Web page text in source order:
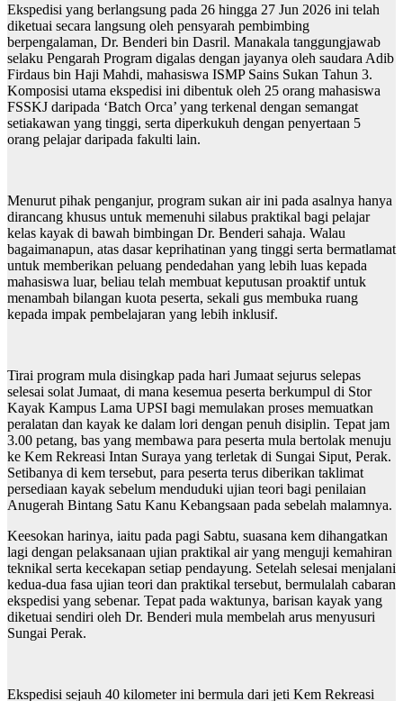
Ekspedisi yang berlangsung pada 26 hingga 27 Jun 2026 ini telah
diketuai secara langsung oleh pensyarah pembimbing
berpengalaman, Dr. Benderi bin Dasril. Manakala tanggungjawab
selaku Pengarah Program digalas dengan jayanya oleh saudara Adib
Firdaus bin Haji Mahdi, mahasiswa ISMP Sains Sukan Tahun 3.
Komposisi utama ekspedisi ini dibentuk oleh 25 orang mahasiswa
FSSKJ daripada ‘Batch Orca’ yang terkenal dengan semangat
setiakawan yang tinggi, serta diperkukuh dengan penyertaan 5
orang pelajar daripada fakulti lain.
Menurut pihak penganjur, program sukan air ini pada asalnya hanya
dirancang khusus untuk memenuhi silabus praktikal bagi pelajar
kelas kayak di bawah bimbingan Dr. Benderi sahaja. Walau
bagaimanapun, atas dasar keprihatinan yang tinggi serta bermatlamat
untuk memberikan peluang pendedahan yang lebih luas kepada
mahasiswa luar, beliau telah membuat keputusan proaktif untuk
menambah bilangan kuota peserta, sekali gus membuka ruang
kepada impak pembelajaran yang lebih inklusif.
Tirai program mula disingkap pada hari Jumaat sejurus selepas
selesai solat Jumaat, di mana kesemua peserta berkumpul di Stor
Kayak Kampus Lama UPSI bagi memulakan proses memuatkan
peralatan dan kayak ke dalam lori dengan penuh disiplin. Tepat jam
3.00 petang, bas yang membawa para peserta mula bertolak menuju
ke Kem Rekreasi Intan Suraya yang terletak di Sungai Siput, Perak.
Setibanya di kem tersebut, para peserta terus diberikan taklimat
persediaan kayak sebelum menduduki ujian teori bagi penilaian
Anugerah Bintang Satu Kanu Kebangsaan pada sebelah malamnya.
Keesokan harinya, iaitu pada pagi Sabtu, suasana kem dihangatkan
lagi dengan pelaksanaan ujian praktikal air yang menguji kemahiran
teknikal serta kecekapan setiap pendayung. Setelah selesai menjalani
kedua-dua fasa ujian teori dan praktikal tersebut, bermulalah cabaran
ekspedisi yang sebenar. Tepat pada waktunya, barisan kayak yang
diketuai sendiri oleh Dr. Benderi mula membelah arus menyusuri
Sungai Perak.
Ekspedisi sejauh 40 kilometer ini bermula dari jeti Kem Rekreasi